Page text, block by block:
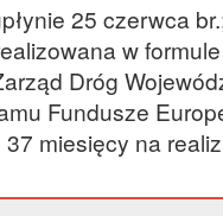
25 czerwca
w
Dróg
Fundusze
miesięcy na